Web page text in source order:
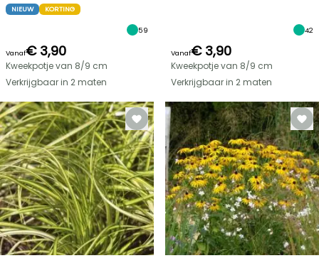
NIEUW KORTING
59
Vanaf€ 3,90
Kweekpotje van 8/9 cm
Verkrijgbaar in 2 maten
42
Vanaf€ 3,90
Kweekpotje van 8/9 cm
Verkrijgbaar in 2 maten